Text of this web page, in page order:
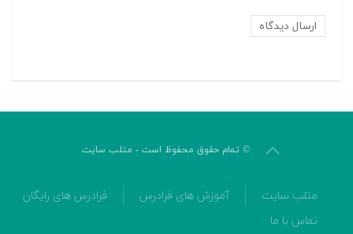
© تمام حقوق محفوظ است - متلب سایت
متلب سایت آموزش های فرادرس
فرادرس های رایگان
تماس با ما